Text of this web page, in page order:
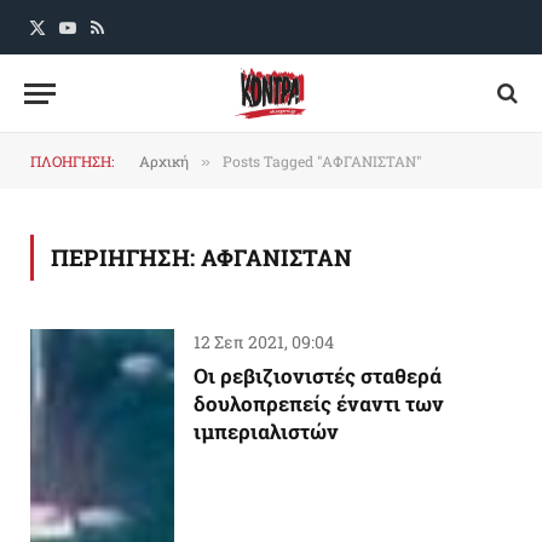
X
YouTube
RSS
ΠΛΟΗΓΗΣΗ: Αρχική » Posts Tagged "ΑΦΓΑΝΙΣΤΑΝ"
ΠΕΡΙΗΓΗΣΗ:ΑΦΓΑΝΙΣΤΑΝ
12 Σεπ 2021, 09:04
Οι ρεβιζιονιστές σταθερά
δουλοπρεπείς έναντι των
ιμπεριαλιστών